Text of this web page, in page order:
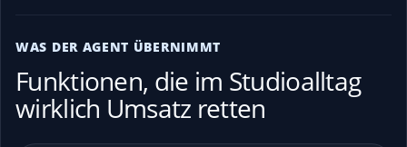
WAS DER AGENT ÜBERNIMMT
Funktionen, die im Studioalltag
wirklich Umsatz retten